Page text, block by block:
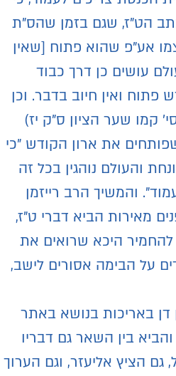
הט"ז, שגם בזמן שהס"ת
אע"פ שהוא פתוח [שאין
עושים כן דרך כבוד
ואין חיוב בדבר. וכן
קמו שער הציון ס"ק יז)
את ארון הקודש "כי
והעולם נוהגין בכל זה
והמשיך הרב רייזמן
מאירות הביא דברי ט"ז,
היכא שרואים את
על הבימה אסורים לישב,
באריכות בנושא באתר
בין השאר גם דבריו
גם הציץ אליעזר, וגם הערוך